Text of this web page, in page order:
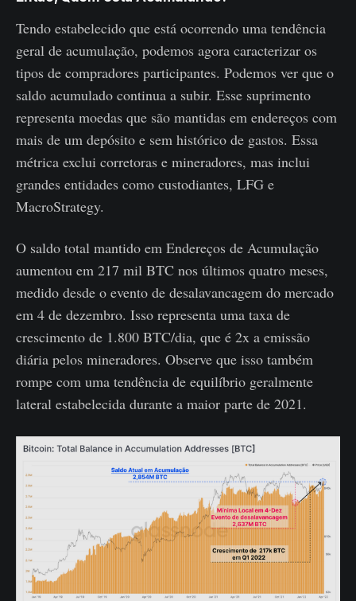
Tendo estabelecido que está ocorrendo uma tendência
geral de acumulação, podemos agora caracterizar os
tipos de compradores participantes. Podemos ver que o
saldo acumulado continua a subir. Esse suprimento
representa moedas que são mantidas em endereços com
mais de um depósito e sem histórico de gastos. Essa
métrica exclui corretoras e mineradores, mas inclui
grandes entidades como custodiantes, LFG e
MacroStrategy.
O saldo total mantido em Endereços de Acumulação
aumentou em 217 mil BTC nos últimos quatro meses,
medido desde o evento de desalavancagem do mercado
em 4 de dezembro. Isso representa uma taxa de
crescimento de 1.800 BTC/dia, que é 2x a emissão
diária pelos mineradores. Observe que isso também
rompe com uma tendência de equilíbrio geralmente
lateral estabelecida durante a maior parte de 2021.